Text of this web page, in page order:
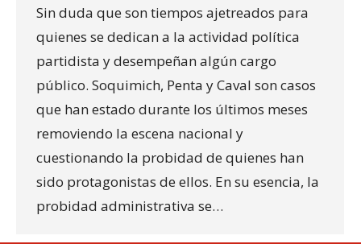
Sin duda que son tiempos ajetreados para
quienes se dedican a la actividad política
partidista y desempeñan algún cargo
público. Soquimich, Penta y Caval son casos
que han estado durante los últimos meses
removiendo la escena nacional y
cuestionando la probidad de quienes han
sido protagonistas de ellos. En su esencia, la
probidad administrativa se…